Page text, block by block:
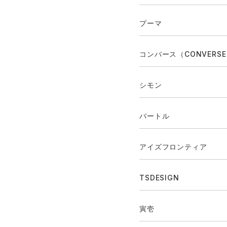
プーマ
コンバース（
シモン
バートル
アイズフロンティア
TSDESIGN
寅壱